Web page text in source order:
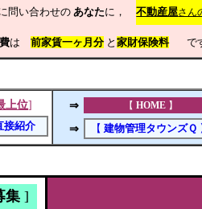
問い合わせのあなたに， 不動産屋さん
は 前家賃一ヶ月分と 家財保険料 で
上位]
接紹介
⇒ 【 HOME】
⇒ 【建物管理タウンズＱ
集]